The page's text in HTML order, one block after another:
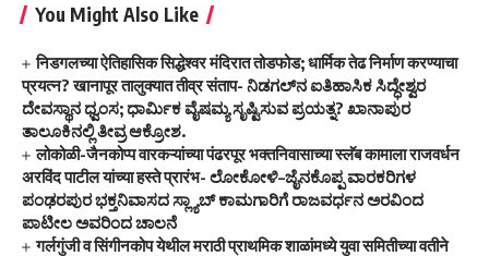
You Might Also Like
निडगलच्या ऐतिहासिक सिद्धेश्वर मंदिरात तोडफोड; धार्मिक तेढ निर्माण करण्याचा
प्रयत्न? खानापूर तालुक्यात तीव्र संताप- ನಿಡಗಲ್‌ನ ಐತಿಹಾಸಿಕ ಸಿದ್ಧೇಶ್ವರ
ದೇವಸ್ಥಾನ ಧ್ವಂಸ; ಧಾರ್ಮಿಕ ವೈಷಮ್ಯ ಸೃಷ್ಟಿಸುವ ಪ್ರಯತ್ನ? ಖಾನಾಪುರ
ತಾಲೂಕಿನಲ್ಲಿ ತೀವ್ರ ಆಕ್ರೋಶ.
लोकोळी-जैनकोप्प वारकऱ्यांच्या पंढरपूर भक्तनिवासाच्या स्लॅब कामाला राजवर्धन
अरविंद पाटील यांच्या हस्ते प्रारंभ- ಲೋಕೋಳಿ–ಜೈನಕೊಪ್ಪ ವಾರಕರಿಗಳ
ಪಂಢರಪುರ ಭಕ್ತನಿವಾಸದ ಸ್ಲ್ಯಾಬ್ ಕಾಮಗಾರಿಗೆ ರಾಜವರ್ಧನ ಅರವಿಂದ
ಪಾಟೀಲ ಅವರಿಂದ ಚಾಲನೆ
गर्लगुंजी व सिंगीनकोप येथील मराठी प्राथमिक शाळांमध्ये युवा समितीच्या वतीने